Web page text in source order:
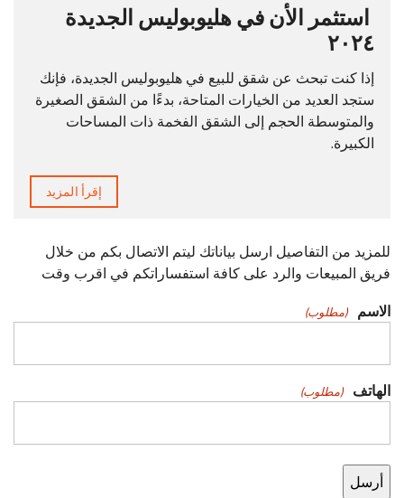
استثمر الأن في هليوبوليس الجديدة
٢٠٢٤
إذا كنت تبحث عن شقق للبيع في هليوبوليس الجديدة، فإنك
ستجد العديد من الخيارات المتاحة، بدءًا من الشقق الصغيرة
والمتوسطة الحجم إلى الشقق الفخمة ذات المساحات
الكبيرة.
إقرأ المزيد
للمزيد من التفاصيل ارسل بياناتك ليتم الاتصال بكم من خلال
فريق المبيعات والرد على كافة استفساراتكم في اقرب وقت
الاسم (مطلوب)
الهاتف (مطلوب)